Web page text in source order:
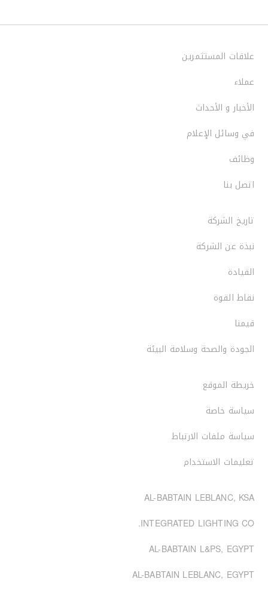
علاقات المستثمرين
عملاء
الأخبار و الأحداث
في وسائل الإعلام
وظائف
اتصل بنا
تاريخ الشركة
نبذة عن الشركة
القيادة
نقاط القوة
قيمنا
الجودة والصحة وسلامة البيئة
خريطة الموقع
سياسة خاصة
سياسة ملفات الارتباط
تعليمات الاستخدام
AL-BABTAIN LEBLANC, KSA
INTEGRATED LIGHTING CO.
AL-BABTAIN L&PS, EGYPT
AL-BABTAIN LEBLANC, EGYPT